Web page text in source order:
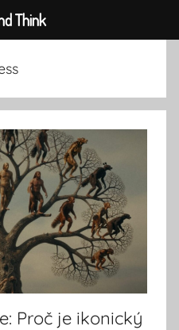
Proč je ikonický
Think